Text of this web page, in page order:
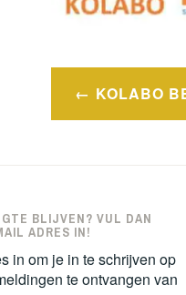
Bericht
navigatie
KOLABO
BLIJVEN? VUL DAN
ADRES IN!
in om je in te schrijven op
te ontvangen van